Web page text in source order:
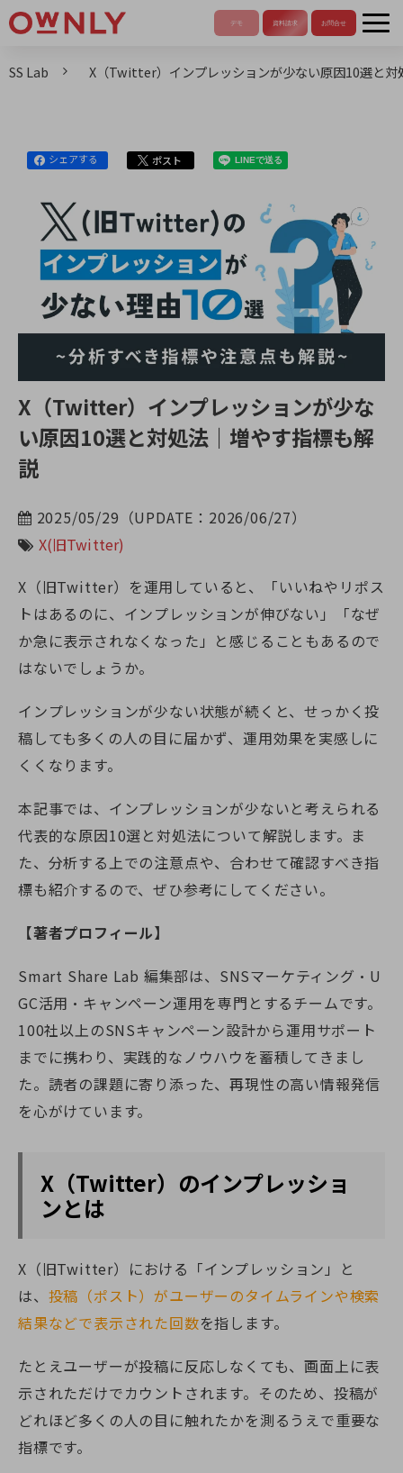
SS Lab X（Twitter）インプレッションが少ない原因10選と対
シェアする ポスト LINEで送る
X（Twitter）インプレッションが少な
い原因10選と対処法｜増やす指標も解
説
2025/05/29（UPDATE：2026/06/27）
X(旧Twitter)
X（旧Twitter）を運用していると、「いいねやリポス
トはあるのに、インプレッションが伸びない」「なぜ
か急に表示されなくなった」と感じることもあるので
はないでしょうか。
インプレッションが少ない状態が続くと、せっかく投
稿しても多くの人の目に届かず、運用効果を実感しに
くくなります。
本記事では、インプレッションが少ないと考えられる
代表的な原因10選と対処法について解説します。ま
た、分析する上での注意点や、合わせて確認すべき指
標も紹介するので、ぜひ参考にしてください。
【著者プロフィール】
Smart Share Lab 編集部は、SNSマーケティング・U
GC活用・キャンペーン運用を専門とするチームです。
100社以上のSNSキャンペーン設計から運用サポート
までに携わり、実践的なノウハウを蓄積してきまし
た。読者の課題に寄り添った、再現性の高い情報発信
を心がけています。
X（Twitter）のインプレッショ
ンとは
X（旧Twitter）における「インプレッション」と
は、 投稿（ポスト）がユーザーのタイムラインや検索
結果などで表示された回数を指します。
たとえユーザーが投稿に反応しなくても、画面上に表
示されただけでカウントされます。そのため、投稿が
どれほど多くの人の目に触れたかを測るうえで重要な
指標です。